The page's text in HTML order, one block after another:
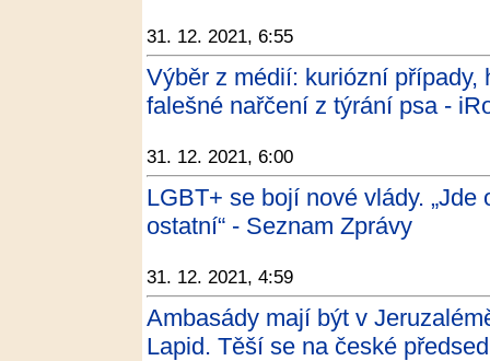
31. 12. 2021, 6:55
Výběr z médií: kuriózní případy,
falešné nařčení z týrání psa -
31. 12. 2021, 6:00
LGBT+ se bojí nové vlády.
ostatní“ - Seznam Zprávy
31. 12. 2021, 4:59
Ambasády mají být v
Lapid. Těší se na české